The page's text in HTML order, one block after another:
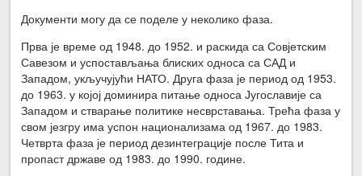
Документи могу да се поделе у неколико фаза.
Прва је време од 1948. до 1952. и раскида са Совјетским
Савезом и успостављања блиских односа са САД и
Западом, укључујући НАТО. Друга фаза је период од 1953.
до 1963. у којој доминира питање односа Југославије са
Западом и стварање политике несврставања. Трећа фаза у
свом језгру има успон национализама од 1967. до 1983.
Четврта фаза је период дезинтеграције после Тита и
пропаст државе од 1983. до 1990. године.